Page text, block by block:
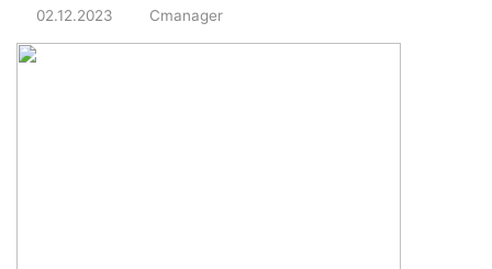
02.12.2023 Cmanager